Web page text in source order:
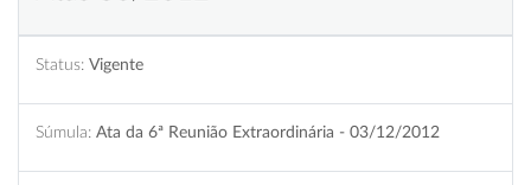
Status: Vigente
Súmula: Ata da 6ª Reunião Extraordinária - 03/12/2012